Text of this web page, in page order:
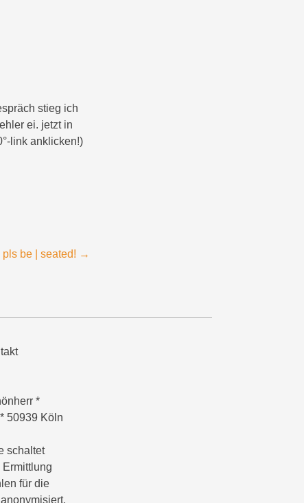
stieg ich
ei. jetzt in
link anklicken!)
pls be | seated! →
*
50939 Köln
schaltet
für die